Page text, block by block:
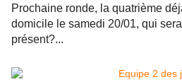
Prochaine ronde, la quatrième
domicile le samedi 20/01, qui
présent?...